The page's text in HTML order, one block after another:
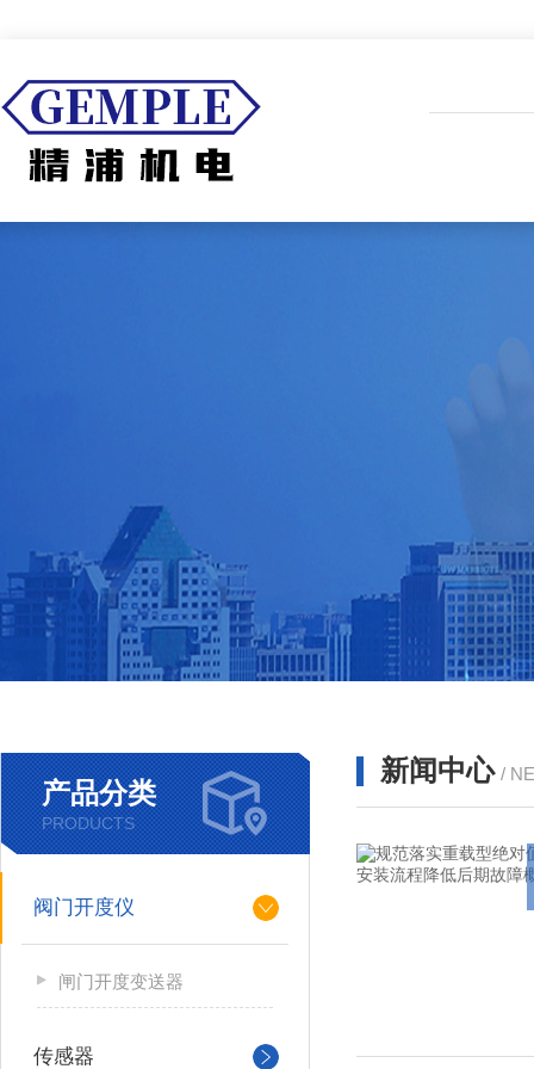
产品分类
PRODUCTS
阀门开度仪
闸门开度变送器
传感器
新闻中心 /